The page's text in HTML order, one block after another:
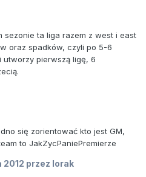
ta liga razem z west i east
oraz spadków, czyli po 5-6
pierwszą ligę, 6
się zorientować kto jest GM,
to JakZycPaniePremierze
2012 przez lorak